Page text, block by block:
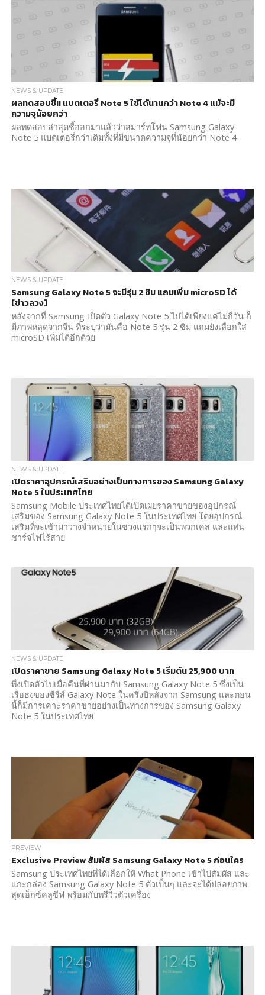
NEWS & UPDATE
ผลทดสอบชี้!! แบตเตอรี่ Note 5 ใช้ได้นานกว่า Note 4 แม้จะมี
ความจุน้อยกว่า
ผลทดสอบล่าสุดชี้ออกมาแล้วว่าสมาร์ทโฟน Samsung Galaxy
Note 5 แบตเตอรี่กว่าเดิมทั้งที่มีขนาดความจุที่น้อยกว่า Note 4
NEWS & UPDATE
Samsung Galaxy Note 5 จะมีรุ่น 2 ซิม แถมเพิ่ม microSD ได้
[ข่าวลวง]
หลังจากที่ Samsung เปิดตัว Galaxy Note 5 ไปได้เพียงแค่ไม่กี่วัน ก็
มีภาพหลุดจากจีน ที่ระบุว่ามันคือ Note 5 รุ่น 2 ซิม แถมยังเลือกใส่
microSD เพิ่มได้อีกด้วย
NEWS & UPDATE
เปิดราคาอุปกรณ์เสริมอย่างเป็นทางการของ Samsung Galaxy
Note 5 ในประเทศไทย
Samsung Mobile ประเทศไทยได้เปิดเผยราคาขายของอุปกรณ์
เสริมของ Samsung Galaxy Note 5 ในประเทศไทย โดยอุปกรณ์
เสริมที่จะเข้ามาวางจำหน่ายในช่วงแรกๆจะเป็นพวกเคส และแท่น
ชาร์จไฟไร้สาย
NEWS & UPDATE
เปิดราคาขาย Samsung Galaxy Note 5 เริ่มต้น 25,900 บาท
พึ่งเปิดตัวไปเมื่อคืนที่ผ่านมากับ Samsung Galaxy Note 5 ซึ่งเป็น
เรือธงของซีรีส์ Galaxy Note ในครึ่งปีหลังจาก Samsung และตอน
นี้ก็มีการเคาะราคาขายอย่างเป็นทางการของ Samsung Galaxy
Note 5 ในประเทศไทย
PREVIEW
Exclusive Preview สัมผัส Samsung Galaxy Note 5 ก่อนใคร
Samsung ประเทศไทยที่ได้เลือกให้ What Phone เข้าไปสัมผัส และ
แกะกล่อง Samsung Galaxy Note 5 ตัวเป็นๆ และจะได้ปล่อยภาพ
สุดเอ็กซ์คลูซีฟ พร้อมกับพรีวิวตัวเครื่อง